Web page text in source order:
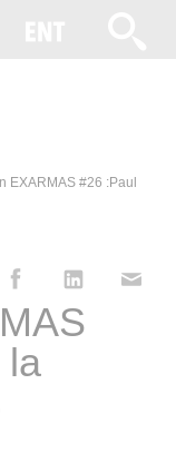
EXARMAS #26 :Paul
la